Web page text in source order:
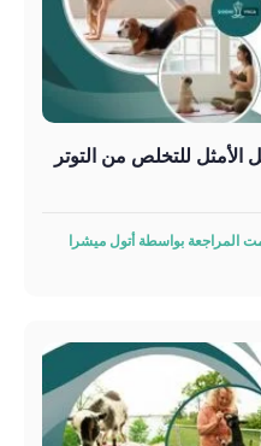
للتخلص من التوتر
المراجعة بواسطة أتول ميشرا